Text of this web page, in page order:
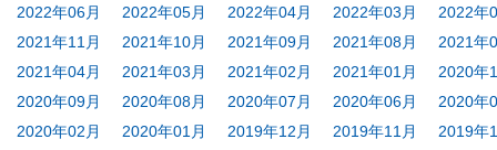
2022年06月
2022年05月 2022年04月 2022年03月
2022年
2021年11月
2021年10月 2021年09月 2021年08月
2021年
2021年04月
2021年03月 2021年02月 2021年01月
2020年
2020年09月
2020年08月 2020年07月 2020年06月
2020年
2020年02月
2020年01月 2019年12月 2019年11月
2019年